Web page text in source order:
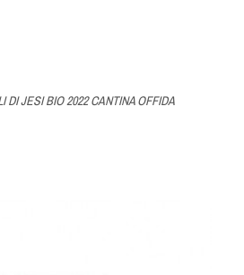
DI JESI BIO 2022 CANTINA OFFIDA